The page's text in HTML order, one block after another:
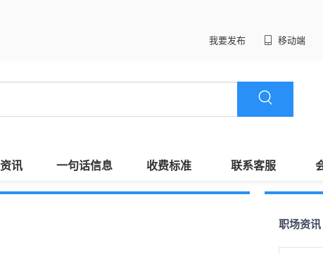
我要发布
移动端
讯 一句话信息 收费标准 联系客服
职场资讯